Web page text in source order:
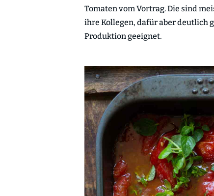
Tomaten vom Vortrag. Die sind
ihre Kollegen, dafür aber deutlich
Produktion geeignet.